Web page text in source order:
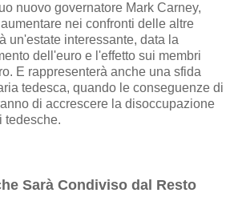
nuovo governatore Mark Carney,
nei confronti delle altre
un'estate interessante, data la
dell'euro e l'effetto sui membri
E rappresenterà anche una sfida
tedesca, quando le conseguenze di
di accrescere la disoccupazione
tedesche.
Sarà Condiviso dal Resto